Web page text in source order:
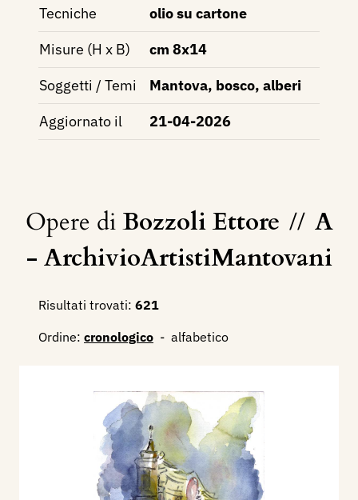
Tecniche
olio su cartone
Misure (H x B)
cm 8x14
Soggetti / Temi
Mantova, bosco, alberi
Aggiornato il
21-04-2026
Opere diBozzoli Ettore // A
- ArchivioArtistiMantovani
Risultati trovati: 621
Ordine: cronologico - alfabetico